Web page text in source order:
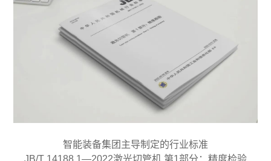
智能装备集团主导制定的行业标准
JB/T 14188.1—2022激光切管机 第1部分：精度检验